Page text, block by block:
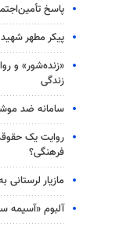
پاسخ
پیکر مطهر
«زنده‌شور» و
زندگی
سامانه ضد
روایت یک
فرهنگی؟
مازیار
آلبوم «آسیمه